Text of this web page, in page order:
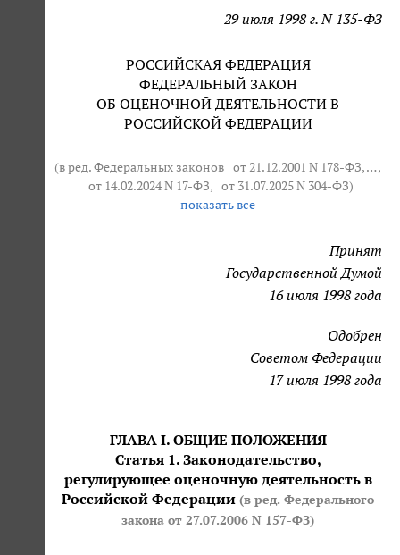
29 июля 1998 г. N 135-ФЗ
РОССИЙСКАЯ ФЕДЕРАЦИЯ
ФЕДЕРАЛЬНЫЙ ЗАКОН
ОБ ОЦЕНОЧНОЙ ДЕЯТЕЛЬНОСТИ В
РОССИЙСКОЙ ФЕДЕРАЦИИ
(в ред. Федеральных законов от 21.12.2001 N 178-ФЗ, … ,
от 14.02.2024 N 17-ФЗ, от 31.07.2025 N 304-ФЗ)
показать все
Принят
Государственной Думой
16 июля 1998 года
Одобрен
Советом Федерации
17 июля 1998 года
ГЛАВА I. ОБЩИЕ ПОЛОЖЕНИЯ
Статья 1. Законодательство,
регулирующее оценочную деятельность в
Российской Федерации (в ред. Федерального
закона от 27.07.2006 N 157-ФЗ)